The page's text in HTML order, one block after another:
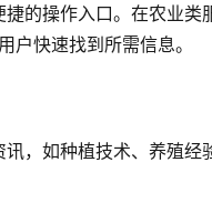
的操作入口。在农业
户快速找到所需信息。
，如种植技术、养殖